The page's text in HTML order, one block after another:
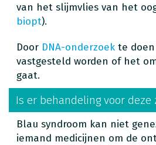
van het slijmvlies van het
biopt).
Door DNA-onderzoek te
vastgesteld worden of het
gaat.
Is er behandeling voor deze
Blau syndroom kan niet
iemand medicijnen om de